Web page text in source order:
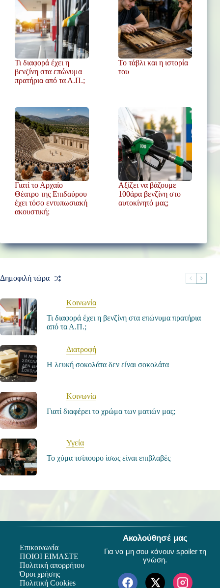
Τι διαφορά έχει η
βενζίνη στα επώνυμα
πρατήρια από τα Α.Π.;
Το τάβλι και η ιστορία
του
Γιατί το Αρχαίο
Θέατρο της Επιδαύρου
έχει τόσο εντυπωσιακή
ακουστική;
Αξίζει να βάζουμε
100άρα βενζίνη στο
αυτοκίνητό μας;
Δημοφιλή τώρα
Κοινωνία
Τι διαφορά έχει η βενζίνη στα επώνυμα πρατήρια
από τα Α.Π.;
Διατροφή
Η λευκή σοκολάτα δεν είναι σοκολάτα
Κοινωνία
Γιατί διαφέρει το χρώμα των ματιών μας;
Υγεία
Το χύμα τσίπουρο ίσως είναι επιβλαβές
Επικοινωνία
ΠΟΙΟΙ ΕΙΜΑΣΤΕ
Πολιτική απορρήτου
Όροι χρήσης
Πολιτική Cookies
Ακολούθησέ μας
Για να μη σου κάνουν spoiler τη
γνώση.